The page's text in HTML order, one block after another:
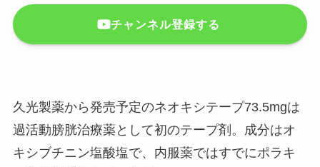
チャンネル登録する
久光製薬から発売予定のネオキシテープ73.5mgは
過活動膀胱治療薬として初のテープ剤。成分はオ
キシブチニン塩酸塩で、内服薬ではすでにポラキ